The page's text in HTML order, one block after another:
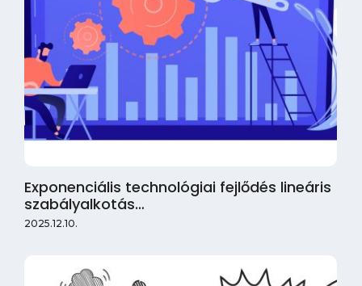
Exponenciális technológiai fejlődés lineáris
szabályalkotás…
2025.12.10.